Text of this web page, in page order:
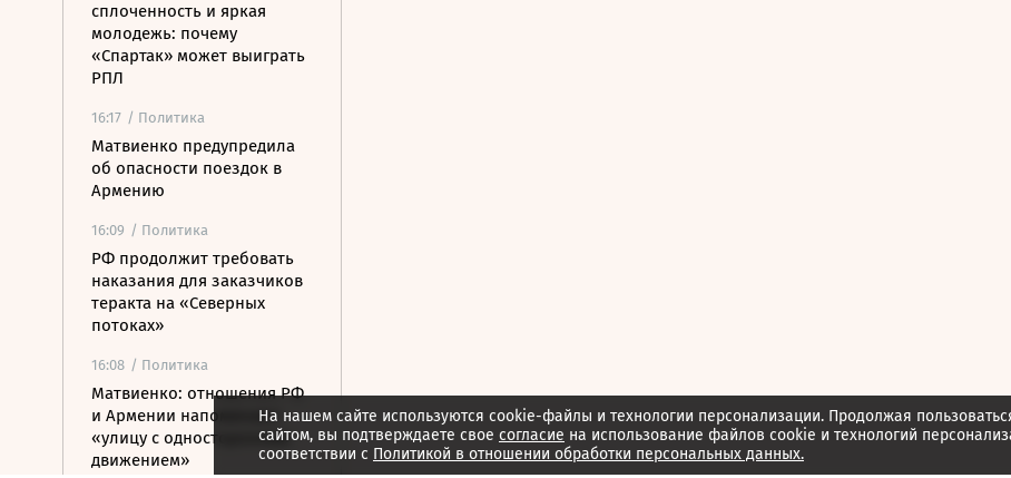
сплоченность и яркая
молодежь: почему
«Спартак» может выиграть
РПЛ
16:17 / Политика
Матвиенко предупредила
об опасности поездок в
Армению
16:09 / Политика
РФ продолжит требовать
наказания для заказчиков
теракта на «Северных
потоках»
16:08 / Политика
Матвиенко: отношения РФ
и Армении напоминают
«улицу с односторонним
движением»
На нашем сайте используются cookie-файлы и технологии персонализации. Продолжая
сайтом, вы подтверждаете свое согласие на использование файлов cookie и технологий
соответствии с Политикой в отношении обработки персональных данных.